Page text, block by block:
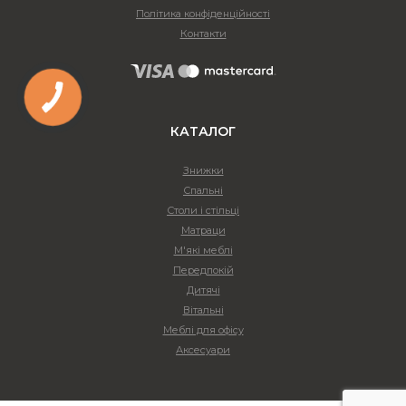
Політика конфіденційності
Контакти
КАТАЛОГ
Знижки
Спальні
Столи і стільці
Матраци
М'які меблі
Передпокій
Дитячі
Вітальні
Меблі для офісу
Аксесуари